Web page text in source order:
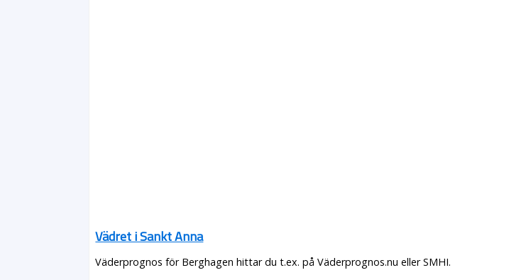
Vädret i Sankt Anna
Väderprognos för Berghagen hittar du t.ex. på Väderprognos.nu eller SMHI.